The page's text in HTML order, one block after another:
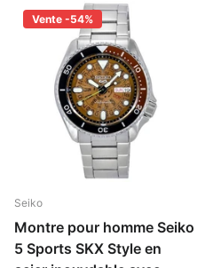
Vente -54%
Seiko
Montre pour homme Seiko
5 Sports SKX Style en